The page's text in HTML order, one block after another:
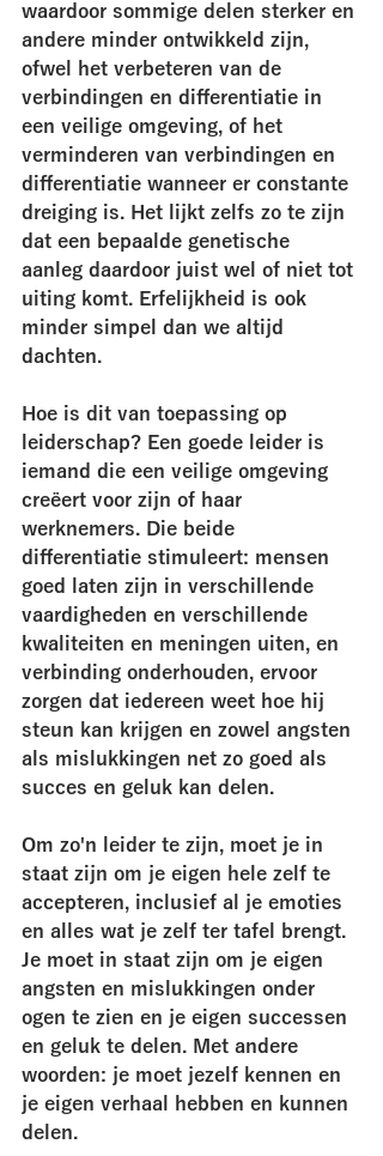
waardoor sommige delen sterker en
andere minder ontwikkeld zijn,
ofwel het verbeteren van de
verbindingen en differentiatie in
een veilige omgeving, of het
verminderen van verbindingen en
differentiatie wanneer er constante
dreiging is. Het lijkt zelfs zo te zijn
dat een bepaalde genetische
aanleg daardoor juist wel of niet tot
uiting komt. Erfelijkheid is ook
minder simpel dan we altijd
dachten.
Hoe is dit van toepassing op
leiderschap? Een goede leider is
iemand die een veilige omgeving
creëert voor zijn of haar
werknemers. Die beide
differentiatie stimuleert: mensen
goed laten zijn in verschillende
vaardigheden en verschillende
kwaliteiten en meningen uiten, en
verbinding onderhouden, ervoor
zorgen dat iedereen weet hoe hij
steun kan krijgen en zowel angsten
als mislukkingen net zo goed als
succes en geluk kan delen.
Om zo'n leider te zijn, moet je in
staat zijn om je eigen hele zelf te
accepteren, inclusief al je emoties
en alles wat je zelf ter tafel brengt.
Je moet in staat zijn om je eigen
angsten en mislukkingen onder
ogen te zien en je eigen successen
en geluk te delen. Met andere
woorden: je moet jezelf kennen en
je eigen verhaal hebben en kunnen
delen.